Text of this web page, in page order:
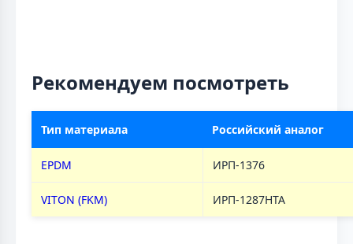
Рекомендуем посмотреть
Тип материала Российский аналог
EPDM ИРП-1376
VITON (FKM) ИРП-1287НТА